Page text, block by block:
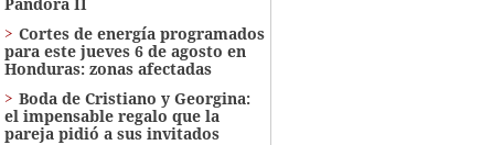
Cortes de energía programados
para este jueves 6 de agosto en
Honduras: zonas afectadas
Boda de Cristiano y Georgina:
el impensable regalo que la
pareja pidió a sus invitados